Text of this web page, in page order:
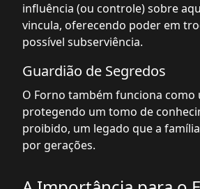
influência (ou controle) sobre
vincula, oferecendo poder em
possível subserviência.
Guardião de Segredos
O Forno também funciona como
protegendo um tomo de
proibido, um legado que a
por gerações.